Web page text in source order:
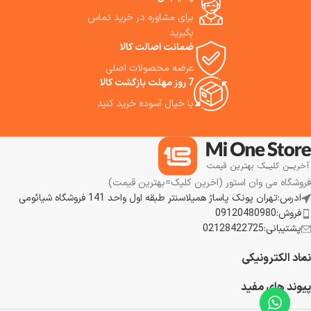
برای مشاوره در خرید تماس
بگیرید
ضمانت اصالت کالا
عرضه محصولات اصلی
7 روز مهلت بازگشت کالا
با خیال آسوده خرید کنید
فروشگاه می وان استور (اخرین کلیک=بهترین قیمت)
ادرس:تهران پونک پاساژ همیلاسنتر طبقه اول واحد 141 فروشگاه شیائومی
فروش:09120480980
پشتیبانی:02128422725
نماد الکترونیکی
پیوند های مفید